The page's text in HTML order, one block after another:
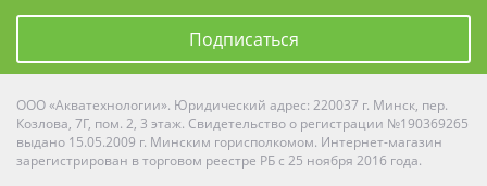
Подписаться
ООО «Акватехнологии». Юридический адрес: 220037 г. Минск, пер.
Козлова, 7Г, пом. 2, 3 этаж. Свидетельство о регистрации №190369265
выдано 15.05.2009 г. Минским горисполкомом. Интернет-магазин
зарегистрирован в торговом реестре РБ с 25 ноября 2016 года.